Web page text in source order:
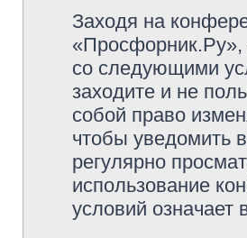
Заходя на
«Просфорник.Ру»,
со следующими
заходите и не
собой право
чтобы уведомить
регулярно
использование
условий означает